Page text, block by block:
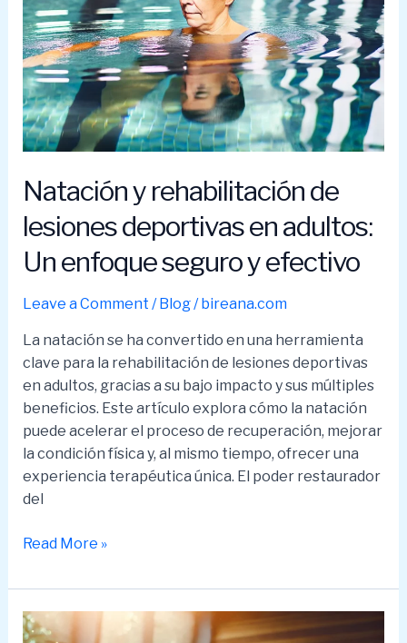
Natación y rehabilitación de
lesiones deportivas en adultos:
Un enfoque seguro y efectivo
Leave a Comment /Blog/bireana.com
La natación se ha convertido en una herramienta
clave para la rehabilitación de lesiones deportivas
en adultos, gracias a su bajo impacto y sus múltiples
beneficios. Este artículo explora cómo la natación
puede acelerar el proceso de recuperación, mejorar
la condición física y, al mismo tiempo, ofrecer una
experiencia terapéutica única. El poder restaurador
del
Natación
rehabilitación
de
lesiones
Read More »